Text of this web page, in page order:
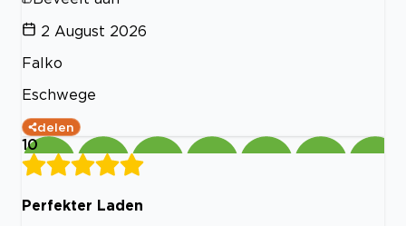
2 August 2026
Falko
Eschwege
delen
10
Perfekter Laden